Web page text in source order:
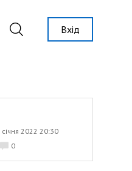
Вхід
2022 20:30
0